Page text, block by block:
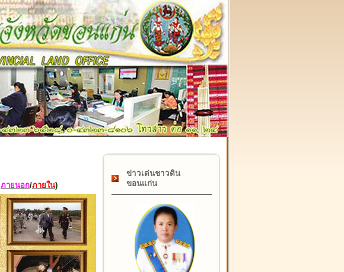
๑๗ กุมภาพันธ์ "วันคล้ายวันสถาปนากรมที่ดิน" ครบรอบ ๑๒๒
ภายนอก/ภายใน)
ข่าวเด่นชาวดิน
ขอนแก่น